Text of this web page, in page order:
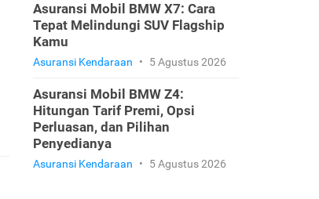
Asuransi Mobil BMW X7: Cara
Tepat Melindungi SUV Flagship
Kamu
Asuransi Kendaraan • 5 Agustus 2026
Asuransi Mobil BMW Z4:
Hitungan Tarif Premi, Opsi
Perluasan, dan Pilihan
Penyedianya
Asuransi Kendaraan • 5 Agustus 2026